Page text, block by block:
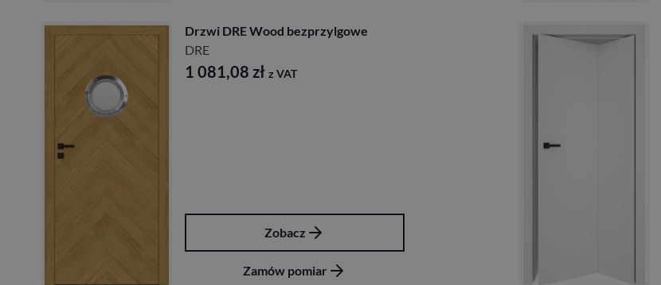
Drzwi DRE Wood bezprzylgowe
DRE
1 081,08 zł z VAT
Zobacz
Zamów pomiar